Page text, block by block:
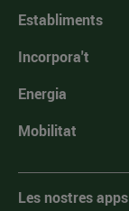
Establiments
Incorpora't
Energia
Mobilitat
Les nostres apps